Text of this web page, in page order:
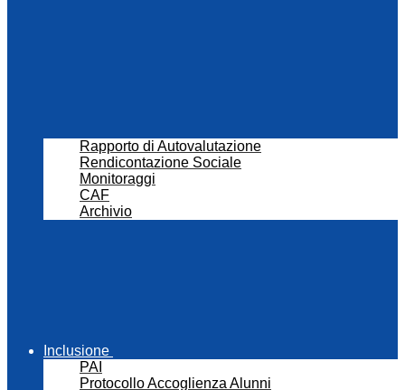
Rapporto di Autovalutazione
Rendicontazione Sociale
Monitoraggi
CAF
Archivio
Inclusione
PAI
Protocollo Accoglienza Alunni